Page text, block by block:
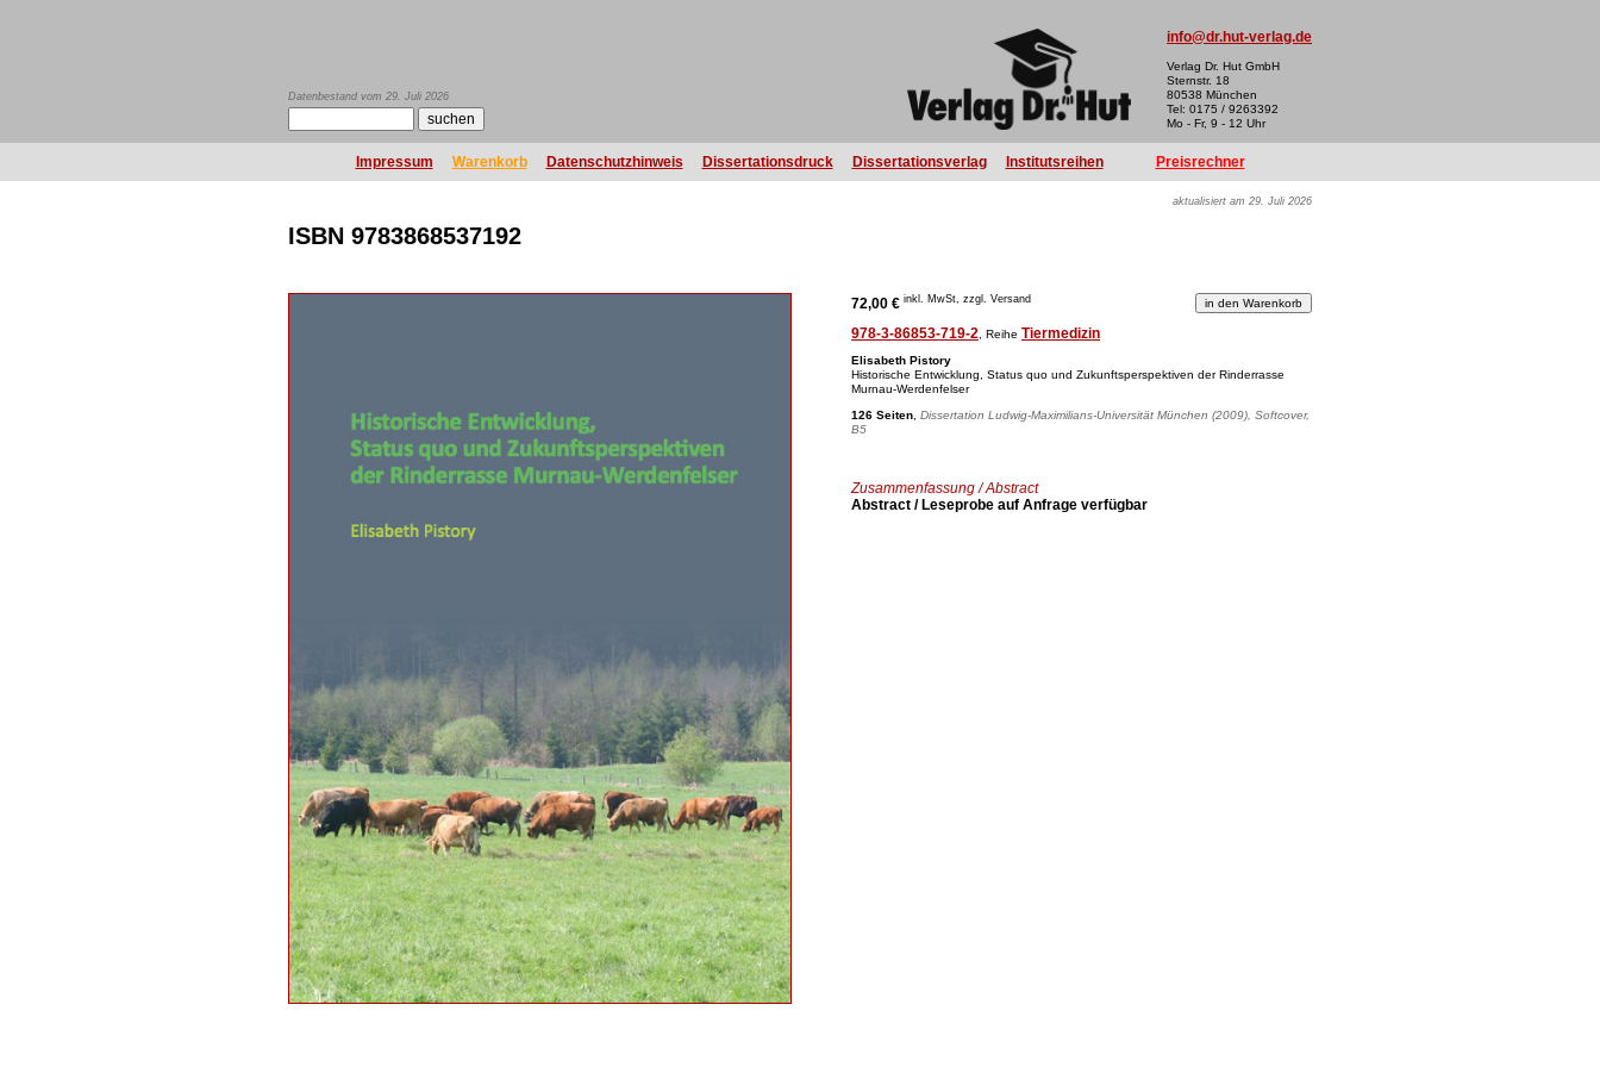
Datenbestand vom 29. Juli 2026
info@dr.hut-verlag.de
Verlag Dr. Hut GmbH
Sternstr. 18
80538 München
Tel: 0175 / 9263392
Mo - Fr, 9 - 12 Uhr
Impressum Warenkorb Datenschutzhinweis Dissertationsdruck Dissertationsverlag Institutsreihen Preisrechner
aktualisiert am 29. Juli 2026
ISBN 9783868537192
72,00 € inkl. MwSt, zzgl. Versand
978-3-86853-719-2 , Reihe Tiermedizin
Elisabeth Pistory
Historische Entwicklung, Status quo und Zukunftsperspektiven der Rinderrasse
Murnau-Werdenfelser
126 Seiten Dissertation Ludwig-Maximilians-Universität München (2009), Softcover,
B5
Zusammenfassung / Abstract
Abstract / Leseprobe auf Anfrage verfügbar